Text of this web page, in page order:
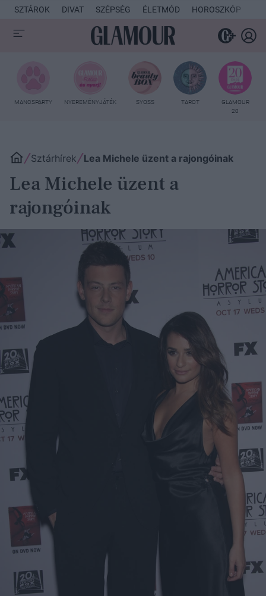
SZTÁROK DIVAT SZÉPSÉG ÉLETMÓD HOROSZKÓP
MANCSPARTY NYEREMÉNYJÁTÉK SYOSS TAROT
GLAMOUR
20
Sztárhírek Lea Michele üzent a rajongóinak
Lea Michele üzent a
rajongóinak